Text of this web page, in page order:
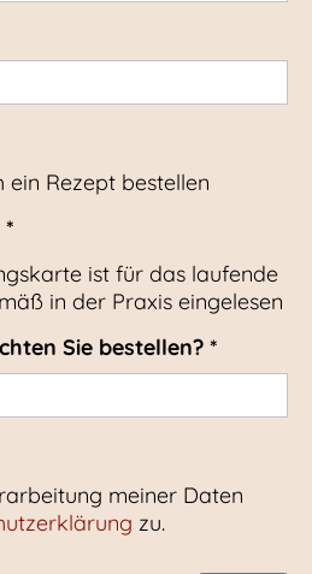
Rezept bestellen
ist für das laufende
in der Praxis eingelesen
Sie bestellen? *
meiner Daten
zu.